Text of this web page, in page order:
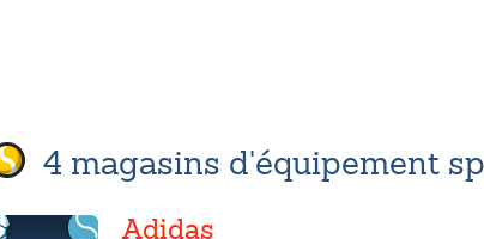
4 magasins d'équipement
Adidas